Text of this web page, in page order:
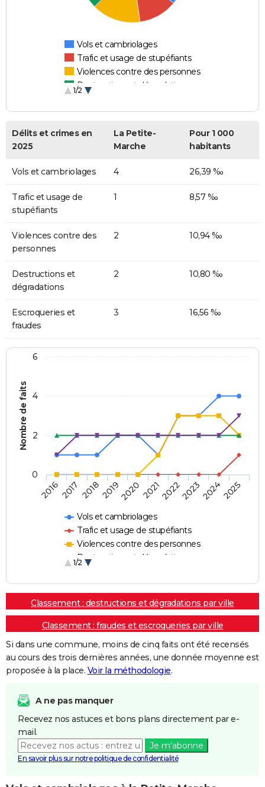
Vols et cambriolages
Trafic et usage de stupéfiants
Violences contre des personnes
Destructions et dégradations
1/2
Délits et crimes en
2025
La Petite-
Marche
Pour 1 000
habitants
Vols et cambriolages 4 26,39 ‰
Trafic et usage de
stupéfiants
1 8,57 ‰
Violences contre des
personnes
2 10,94 ‰
Destructions et
dégradations
2 10,80 ‰
Escroqueries et
fraudes
3 16,56 ‰
Nombre de faits
Vols et cambriolages
Trafic et usage de stupéfiants
Violences contre des personnes
Destructions et dégradations
1/2
20162017 20182019202020212022202320242025
0
2
4
6
Classement : destructions et dégradations par ville
Classement : fraudes et escroqueries par ville
Si dans une commune, moins de cinq faits ont été recensés
au cours des trois dernières années, une donnée moyenne est
proposée à la place. Voir la méthodologie.
A ne pas manquer
Recevez nos astuces et bons plans directement par e-
mail.
Je m'abonne
En savoir plus sur notre politique de confidentialité